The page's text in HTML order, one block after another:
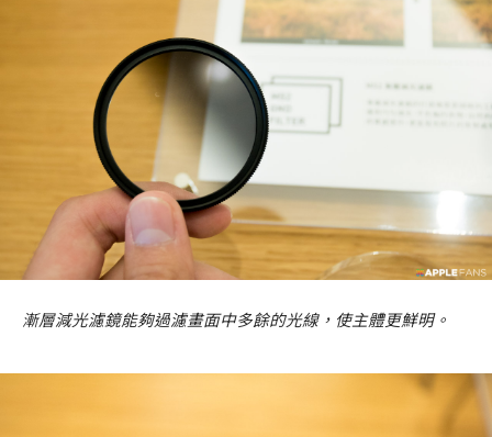
漸層減光濾鏡能夠過濾畫面中多餘的光線，使主體更鮮明。